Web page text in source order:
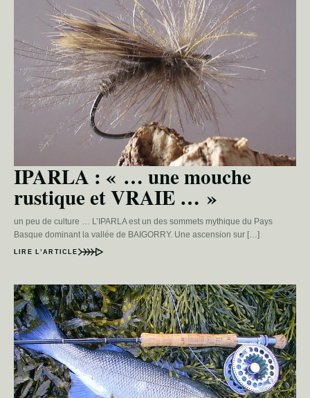
IPARLA : « … une mouche
rustique et VRAIE … »
un peu de culture … L’IPARLA est un des sommets mythique du Pays
Basque dominant la vallée de BAIGORRY. Une ascension sur […]
LIRE L’ARTICLE